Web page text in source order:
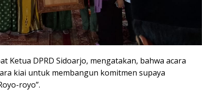
Ketua DPRD Sidoarjo, mengatakan, bahwa acara
kiai untuk membangun komitmen supaya
royo”.